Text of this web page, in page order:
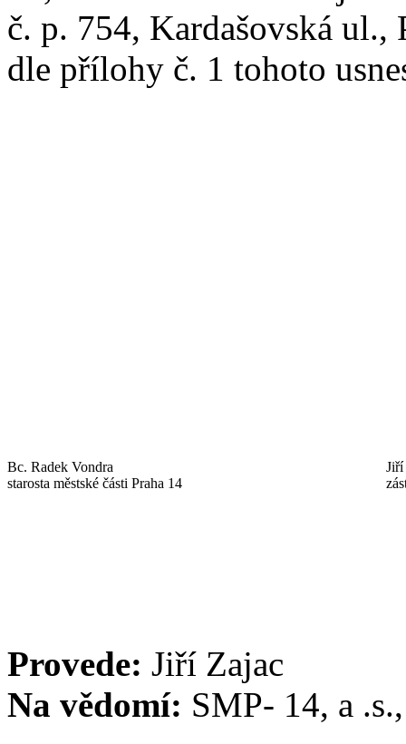
č. p. 754, Kardašovská ul.,
dle přílohy č. 1 tohoto
Bc. Radek Vondra
starosta městské části Praha 14
Jiří
Provede: Jiří Zajac
Na vědomí: SMP- 14, a